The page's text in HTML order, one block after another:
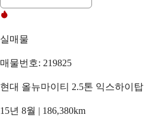
실매물
매물번호: 219825
현대 올뉴마이티 2.5톤 익스하이탑
15년 8월 | 186,380km